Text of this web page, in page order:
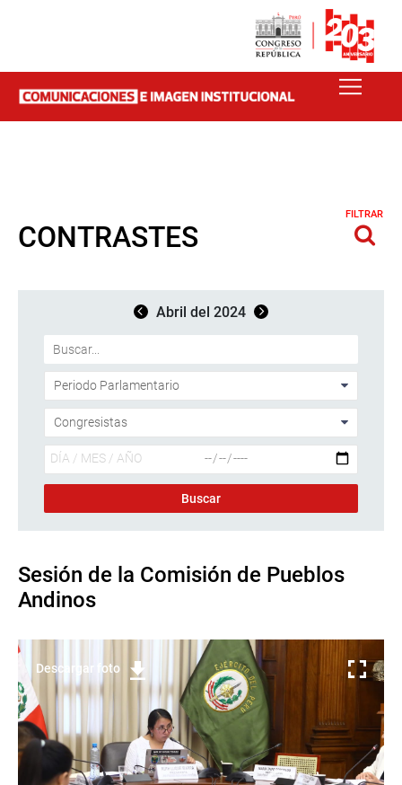
CONTRASTES
FILTRAR
Abril del 2024
Sesión de la Comisión de Pueblos
Andinos
Descargar foto